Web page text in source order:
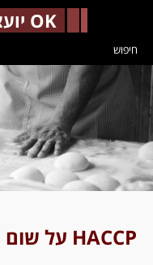
OK יועצים לניהול
חיפוש
HACCP על שום מה?